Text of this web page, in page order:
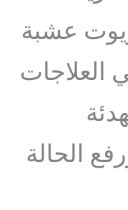
عشبة
العلاجات
الحالة